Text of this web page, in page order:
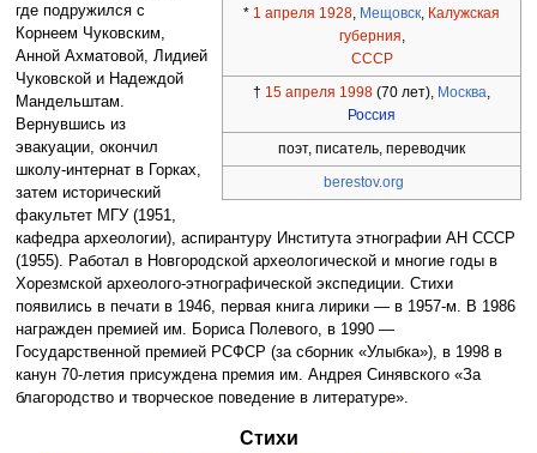
* 1 апреля 1928, Мещовск, Калужская
губерния,
СССР
† 15 апреля 1998 (70 лет), Москва,
Россия
поэт, писатель, переводчик
berestov.org
где подружился с
Корнеем Чуковским,
Анной Ахматовой, Лидией
Чуковской и Надеждой
Мандельштам.
Вернувшись из
эвакуации, окончил
школу-интернат в Горках,
затем исторический
факультет МГУ (1951,
кафедра археологии), аспирантуру Института этнографии АН СССР
(1955). Работал в Новгородской археологической и многие годы в
Хорезмской археолого-этнографической экспедиции. Стихи
появились в печати в 1946, первая книга лирики — в 1957-м. В 1986
награжден премией им. Бориса Полевого, в 1990 —
Государственной премией РСФСР (за сборник «Улыбка»), в 1998 в
канун 70-летия присуждена премия им. Андрея Синявского «За
благородство и творческое поведение в литературе».
Стихи